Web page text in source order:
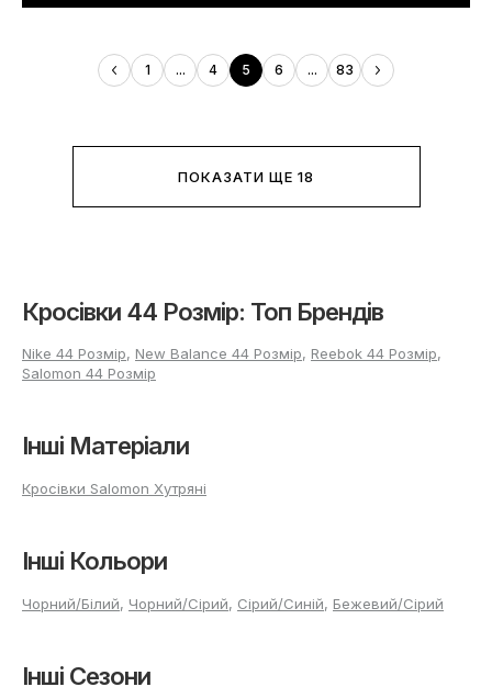
1 ... 4 5 6 ... 83
ПОКАЗАТИ ЩЕ 18
Кросівки 44 Розмір: Топ Брендів
Nike 44 Розмір, New Balance 44 Розмір, Reebok 44 Розмір,
Salomon 44 Розмір
Інші Матеріали
Кросівки Salomon Хутряні
Інші Кольори
Чорний/Білий, Чорний/Сірий, Сірий/Синій, Бежевий/Сірий
Інші Сезони